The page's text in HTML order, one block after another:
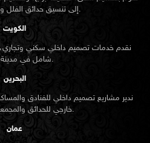
إلى تنسيق حدائق الفلل والمشاريع الخارجية.
الكويت
نقدم خدمات تصميم داخلي سكني
شامل في مدينة الكويت.
البحرين
ندير مشاريع تصميم داخلي للفنادق
خارجي للحدائق والمجمعات في المنامة.
عمان